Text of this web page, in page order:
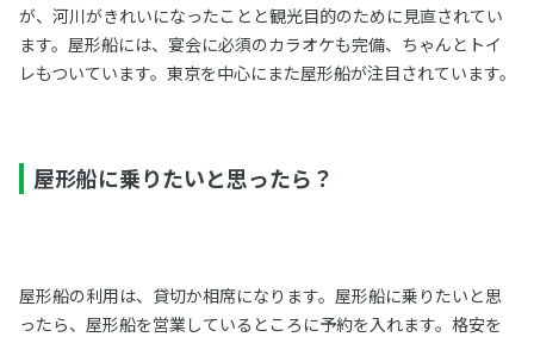
が、河川がきれいになったことと観光目的のために見直されてい
ます。屋形船には、宴会に必須のカラオケも完備、ちゃんとトイ
レもついています。東京を中心にまた屋形船が注目されています。
屋形船に乗りたいと思ったら？
屋形船の利用は、貸切か相席になります。屋形船に乗りたいと思
ったら、屋形船を営業しているところに予約を入れます。格安を